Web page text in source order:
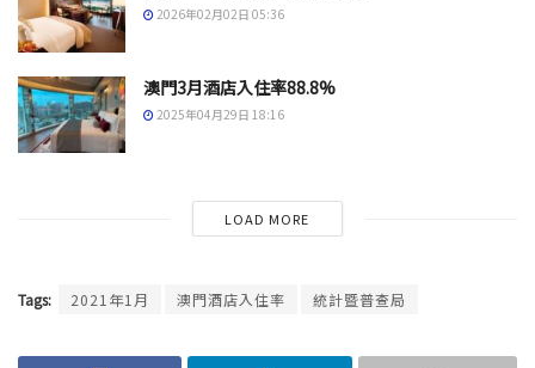
2026年02月02日 05:36
澳門3月酒店入住率88.8%
2025年04月29日 18:16
LOAD MORE
Tags: 2021年1月 澳門酒店入住率 統計暨普查局